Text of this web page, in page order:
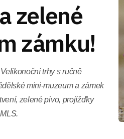
zelené
zámku!
trhy s ručně
mini-muzeum a zámek
zelené pivo, projížďky